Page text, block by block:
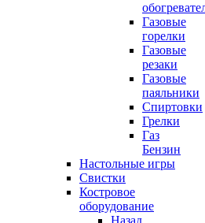
Газовые
горелки
Газовые
резаки
Газовые
паяльники
Спиртовки
Грелки
Газ
Бензин
Настольные игры
Свистки
Костровое
оборудование
Назад